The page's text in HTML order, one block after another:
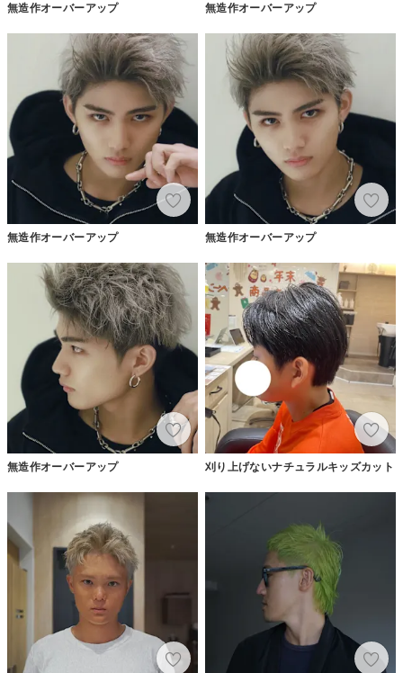
無造作オーバーアップ 無造作オーバーアップ
無造作オーバーアップ 無造作オーバーアップ
無造作オーバーアップ 刈り上げないナチュラルキッズカット